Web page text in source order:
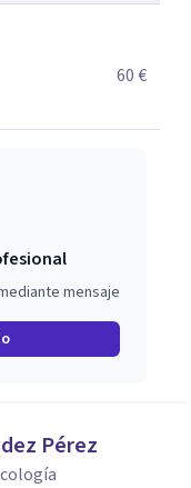
ejercicios
60 €
mensaje
Pérez